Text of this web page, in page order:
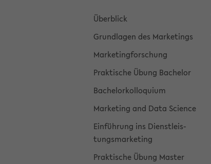
Über­blick
Grund­la­gen des Mar­ke­tings
Mar­ke­ting­for­schung
Prak­ti­sche Übung Ba­che­lor
Ba­chelor­kol­lo­qui­um
Mar­ke­ting and Data Sci­ence
Ein­füh­rung ins Dienst­leis­
tungs­mar­ke­ting
Prak­ti­sche Übung Mas­ter